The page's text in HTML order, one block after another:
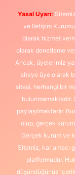
Yasal Uyarı:
ve İletişim Kurumu
olarak hizmet
olarak denetleme
Ancak, üyelerimiz
siteye üye olarak
sitesi, herhangi bir
bulunmamaktadır.
paylaşılmaktadır.
olup, gerçek
Gerçek kurum ve
Sitemiz, kar amacı
platformudur.
düşündüğünüz